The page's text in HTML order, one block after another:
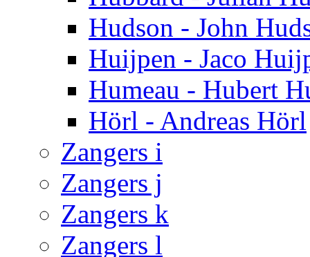
Hudson - John
Huijpen - Jaco
Humeau - Hubert
Hörl - Andreas Hörl
Zangers i
Zangers j
Zangers k
Zangers l